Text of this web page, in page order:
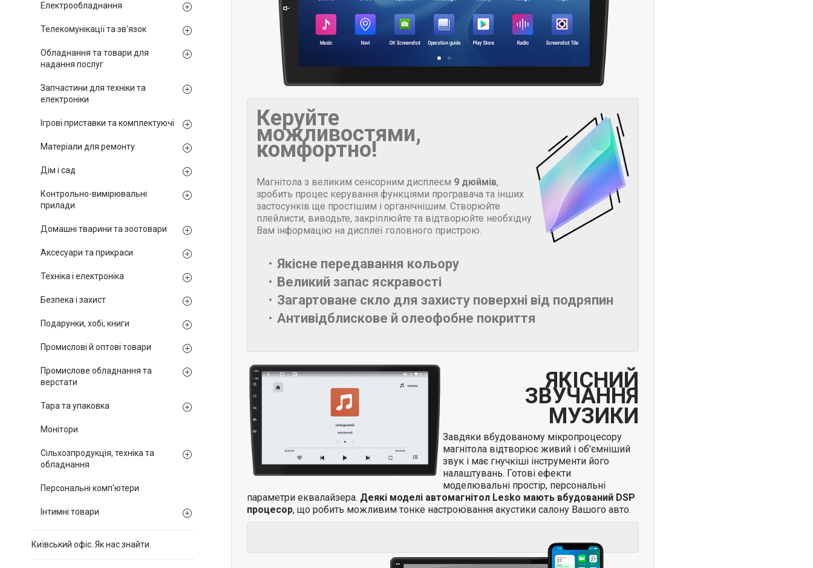
Керуйте
можливостями,
комфортно!
Магнітола з великим сенсорним дисплеєм 9 дюймів,
зробить процес керування функціями програвача та інших
застосунків ще простішим і органічнішим. Створюйте
плейлисти, виводьте, закріплюйте та відтворюйте необхідну
Вам інформацію на дисплеї головного пристрою.
Якісне передавання кольору
Великий запас яскравості
Загартоване скло для захисту поверхні від подряпин
Антивідблискове й олеофобне покриття
ЯКІСНИЙ
ЗВУЧАННЯ
МУЗИКИ
Завдяки вбудованому мікропроцесору
магнітола відтворює живий і об'ємніший
звук і має гнучкіші інструменти його
налаштувань. Готові ефекти
моделювальні простір, персональні
параметри еквалайзера. Деякі моделі автомагнітол Lesko мають вбудований DSP
процесор, що робить можливим тонке настроювання акустики салону Вашого авто.
Електрообладнання
Телекомунікації та зв'язок
Обладнання та товари для
надання послуг
Запчастини для техніки та
електроніки
Ігрові приставки та комплектуючі
Матеріали для ремонту
Дім і сад
Контрольно-вимірювальні
прилади
Домашні тварини та зоотовари
Аксесуари та прикраси
Техніка і електроніка
Безпека і захист
Подарунки, хобі, книги
Промислові й оптові товари
Промислове обладнання та
верстати
Тара та упаковка
Монітори
Сільхозпродукція, техніка та
обладнання
Персональні комп'ютери
Інтимні товари
Київський офіс. Як нас знайти.